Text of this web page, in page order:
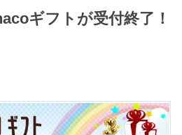
ギフトが受付終了！